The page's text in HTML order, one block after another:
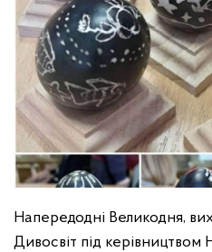
Напередодні Великодня,
Дивосвіт під керівництвом